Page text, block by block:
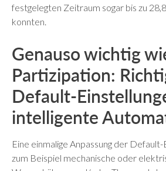
festgelegten Zeitraum sogar bis zu
konnten.
Genauso wichtig
Partizipation:
Default-
intelligente
Eine einmalige Anpassung der Default-
zum Beispiel mechanische oder